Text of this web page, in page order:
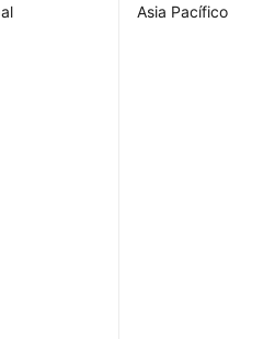
Asia Pacífico